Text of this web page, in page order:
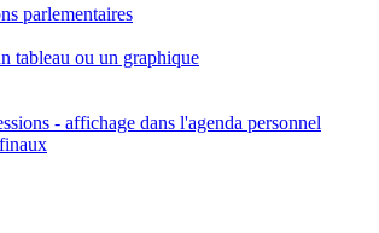
parlementaires
tableau ou un graphique
- affichage dans l'agenda personnel